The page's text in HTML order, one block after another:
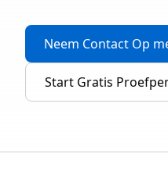
Neem Contact Op
Start Gratis